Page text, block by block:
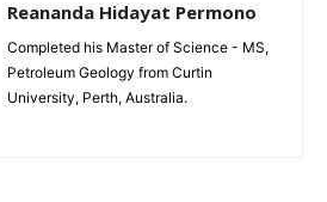
Reananda Hidayat Permono
Completed his Master of Science - MS,
Petroleum Geology from Curtin
University, Perth, Australia.